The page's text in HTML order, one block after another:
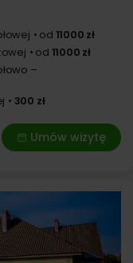
od 11000 zł
od 11000 zł
–
300 zł
Umów wizytę